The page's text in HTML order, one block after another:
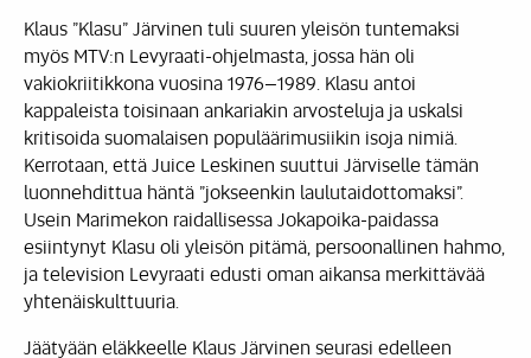
Klaus ”Klasu” Järvinen tuli suuren yleisön tuntemaksi
myös MTV:n Levyraati-ohjelmasta, jossa hän oli
vakiokriitikkona vuosina 1976–1989. Klasu antoi
kappaleista toisinaan ankariakin arvosteluja ja uskalsi
kritisoida suomalaisen populäärimusiikin isoja nimiä.
Kerrotaan, että Juice Leskinen suuttui Järviselle tämän
luonnehdittua häntä ”jokseenkin laulutaidottomaksi”.
Usein Marimekon raidallisessa Jokapoika-paidassa
esiintynyt Klasu oli yleisön pitämä, persoonallinen hahmo,
ja television Levyraati edusti oman aikansa merkittävää
yhtenäiskulttuuria.
Jäätyään eläkkeelle Klaus Järvinen seurasi edelleen